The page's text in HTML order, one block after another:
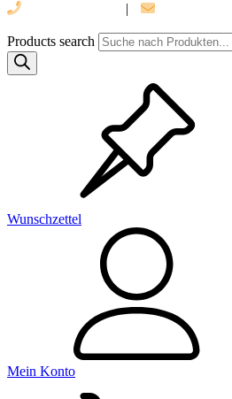
|
Products search
Wunschzettel
Mein Konto